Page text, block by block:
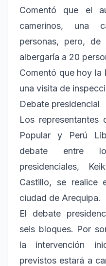
Comentó que el
camerinos, una
personas, pero,
albergaría a 20
Comentó que hoy la
una visita de
Debate presidencial
Los representantes
Popular y Perú
debate entre
presidenciales,
Castillo, se
ciudad de Arequipa.
El debate
seis bloques. Por
la intervención
previstos estará a